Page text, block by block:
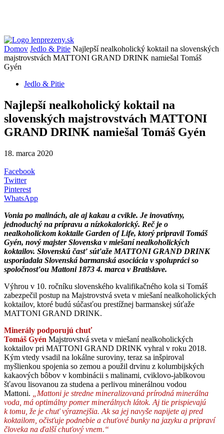
Domov Jedlo & Pitie Najlepší nealkoholický koktail na slovenských
majstrovstvách MATTONI GRAND DRINK namiešal Tomáš
Gyén
Jedlo & Pitie
Najlepší nealkoholický koktail na
slovenských majstrovstvách MATTONI
GRAND DRINK namiešal Tomáš Gyén
18. marca 2020
Facebook
Twitter
Pinterest
WhatsApp
Vonia po malinách, ale aj kakau a cvikle. Je inovatívny,
jednoduchý na prípravu a nízkokalorický. Reč je o
nealkoholickom koktaile Garden of Life, ktorý pripravil Tomáš
Gyén, nový majster Slovenska vmiešaní nealkoholických
koktailov. Slovenskú časť súťaže MATTONI GRAND DRINK
usporiadala Slovenská barmanská asociácia v spolupráci so
spoločnosťou Mattoni 1873 4. marca v Bratislave.
Výhrou v 10. ročníku slovenského kvalifikačného kola si Tomáš
zabezpečil postup na Majstrovstvá sveta v miešaní nealkoholických
koktailov, ktoré budú súčasťou prestížnej barmanskej súťaže
MATTONI GRAND DRINK.
Minerály podporujú chuť
Tomáš Gyén Majstrovstvá sveta v miešaní nealkoholických
koktailov pri MATTONI GRAND DRINK vyhral v roku 2018.
Kým vtedy vsadil na lokálne suroviny, teraz sa inšpiroval
myšlienkou spojenia so zemou a použil drvinu z kolumbijských
kakaových bôbov v kombinácii s malinami, cviklovo-jablkovou
šťavou lisovanou za studena a perlivou minerálnou vodou
Mattoni.
„Mattoni je stredne mineralizovaná prírodná minerálna
voda, má optimálny pomer minerálnych látok. Aj tie prispievajú
k tomu, že je chuť výraznejšia. Ak sa jej navyše napijete aj pred
koktailom, očisťuje podnebie a chuťové bunky na jazyku a pripraví
človeka na ďalší chuťový vnem.“